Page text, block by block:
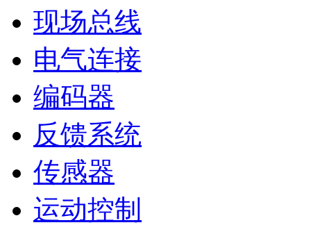
现场总线
电气连接
编码器
反馈系统
传感器
运动控制